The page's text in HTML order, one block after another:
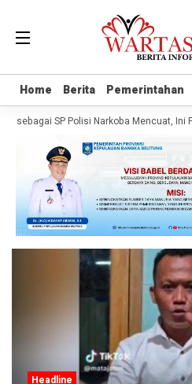
Home Berita Pemerintahan
Home Berita Pemerintahan
sebagai SP Polisi Narkoba Mencuat, Ini